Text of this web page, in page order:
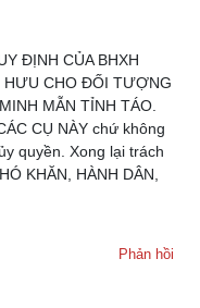
ĐỊNH CỦA BHXH
HƯU CHO ĐỐI TƯỢNG
MẪN TỈNH TÁO.
CỤ NÀY chứ không
quyền. Xong lại trách
KHĂN, HÀNH DÂN,
Phản hồi